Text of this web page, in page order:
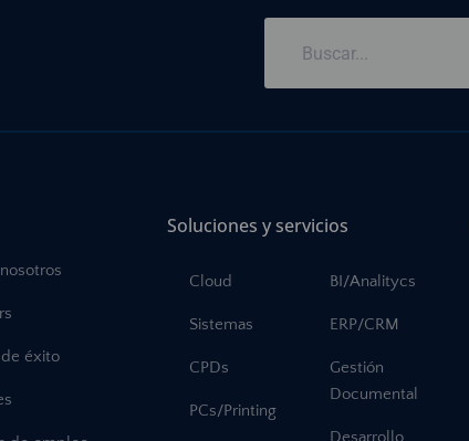
éxito
Soluciones y servicios
Cloud
Sistemas
CPDs
PCs/Printing
BI/Analitycs
ERP/CRM
Gestión
Documental